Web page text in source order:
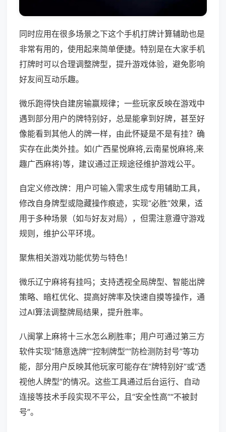
同时应用在很多场景之下这个手机打牌计算辅助也是
非常有用的，使用起来简单便捷。特别是在大家手机
打牌时可以合理调整牌型，提升游戏体验，避免影响
好友间互动乐趣。
微乐跑得快自建房输赢规律；一些玩家反映在游戏中
遇到部分用户的牌特别好，总是能拿到好牌，甚至好
像能看到其他人的牌一样，由此怀疑是不是有挂？确
实存在此类外挂。如(广西星悦麻将,云南星悦麻将,来
趣广西麻将)等，建议通过正规途径维护游戏公平。
自定义修改牌：用户可输入需求生成专用辅助工具，
修改自身牌型或隐藏操作痕迹，实现“必胜”效果，适
用于多种场景（如与好友对局），但需注意遵守游戏
规则，维护公平环境。
聚焦相关游戏功能优势与特色！
微乐辽宁麻将有挂吗；支持透视全局牌型、智能出牌
策略、暗杠优化、提高好牌率及快速自摸等操作，通
过AI算法调整牌局结果，提升胜率。
八闽掌上麻将十三水怎么刷胜率；用户可通过第三方
软件实现“随意选牌”“控制牌型”“防检测防封号”等功
能，部分用户反映其他玩家可能存在“牌特别好”或“透
视他人牌型”的情况。这些工具通过后台运行、自动
连接等技术手段实现不平公，且“安全性高”“不被封
号”。